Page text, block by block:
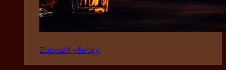
Zobraziť všetky